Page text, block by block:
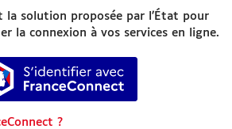
Mes demandes
Paiement en ligne
Besoin d'aide
la solution proposée par l’État pour
la connexion à vos services en ligne.
S’identifier avec FranceConnect
?